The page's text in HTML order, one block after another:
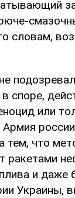
словам,
споре,
или
Армия
тем, что
ракетами
и даже
Украины,